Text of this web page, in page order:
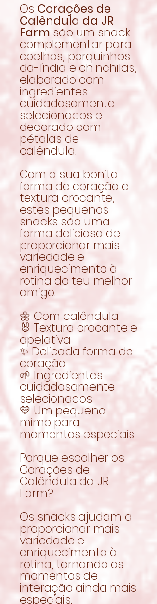
Os Corações de
Calêndula da JR
Farm são um snack
complementar para
coelhos, porquinhos-
da-índia e chinchilas,
elaborado com
ingredientes
cuidadosamente
selecionados e
decorado com
pétalas de
calêndula.
Com a sua bonita
forma de coração e
textura crocante,
estes pequenos
snacks são uma
forma deliciosa de
proporcionar mais
variedade e
enriquecimento à
rotina do teu melhor
amigo.
🌼 Com calêndula
🐰 Textura crocante e
apelativa
✨ Delicada forma de
coração
🌱 Ingredientes
cuidadosamente
selecionados
💛 Um pequeno
mimo para
momentos especiais
Porque escolher os
Corações de
Calêndula da JR
Farm?
Os snacks ajudam a
proporcionar mais
variedade e
enriquecimento à
rotina, tornando os
momentos de
interação ainda mais
especiais.